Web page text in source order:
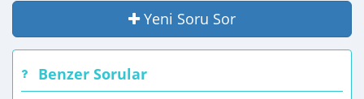
Yeni Soru Sor
Benzer Sorular